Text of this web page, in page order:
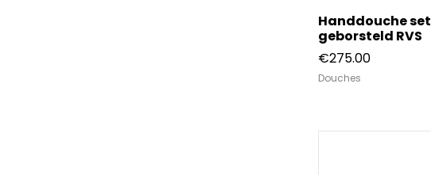
Handdouche set
geborsteld RVS
€275.00
Douches